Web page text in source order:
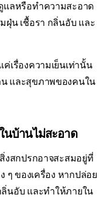
แลหรือทำความสะอาด
ฝุ่น เชื้อรา กลิ่นอับ และ
เรื่องความเย็นเท่านั้น
และสุขภาพของคนใน
นบ้านไม่สะอาด
งสกปรกอาจสะสมอยู่ที่
ๆ ของเครื่อง หากปล่อย
นอับ และทำให้ภายใน